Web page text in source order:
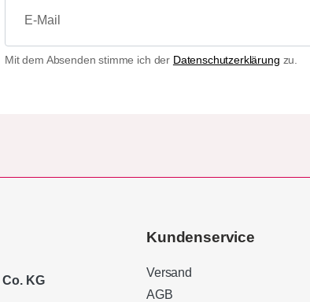
Mit dem Absenden stimme ich der Datenschutzerklärung zu.
KG
Kundenservice
Versand
AGB